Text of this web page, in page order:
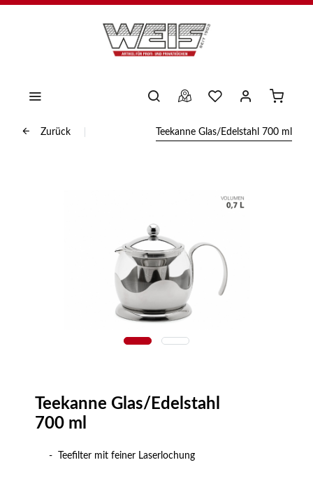
Zurück Teekanne Glas/Edelstahl 700 ml
Teekanne Glas/Edelstahl
700 ml
- Teefilter mit feiner Laserlochung